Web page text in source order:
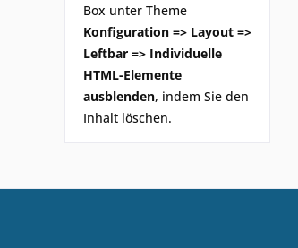
Box unter Theme
Konfiguration => Layout =>
Leftbar => Individuelle
HTML-Elemente
ausblenden, indem Sie den
Inhalt löschen.